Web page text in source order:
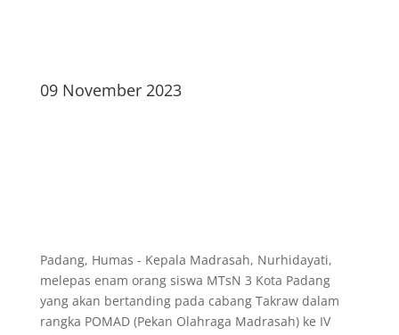
09 November 2023
Padang, Humas - Kepala Madrasah, Nurhidayati,
melepas enam orang siswa MTsN 3 Kota Padang
yang akan bertanding pada cabang Takraw dalam
rangka POMAD (Pekan Olahraga Madrasah) ke IV